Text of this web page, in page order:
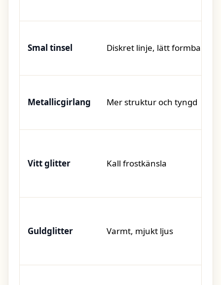
Smal tinsel Diskret linje, lätt formbar
Metallicgirlang Mer struktur och tyngd
Vitt glitter Kall frostkänsla
Guldglitter Varmt, mjukt ljus